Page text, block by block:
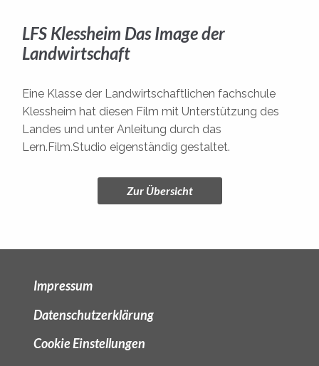
Eine Klasse der Landwirtschaftlichen fachschule
Klessheim hat diesen Film mit Unterstützung des
Landes und unter Anleitung durch das
Lern.Film.Studio eigenständig gestaltet.
Zur Übersicht
LFS Klessheim Das Image der
Landwirtschaft
Impressum
Datenschutzerklärung
Cookie Einstellungen